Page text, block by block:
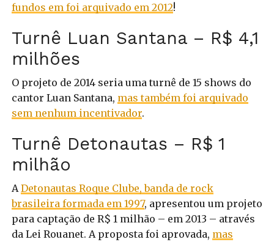
fundos em foi arquivado em 2012!
Turnê Luan Santana – R$ 4,1
milhões
O projeto de 2014 seria uma turnê de 15 shows do
cantor Luan Santana, mas também foi arquivado
sem nenhum incentivador.
Turnê Detonautas – R$ 1
milhão
A Detonautas Roque Clube, banda de rock
brasileira formada em 1997, apresentou um projeto
para captação de R$ 1 milhão – em 2013 – através
da Lei Rouanet. A proposta foi aprovada, mas